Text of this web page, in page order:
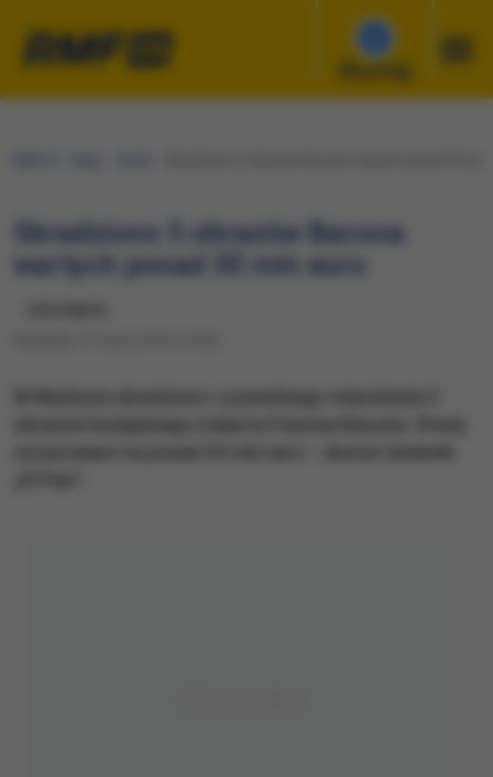
Słuchaj
Skradziono 5 obrazów Bacona
wartych ponad 30 mln euro